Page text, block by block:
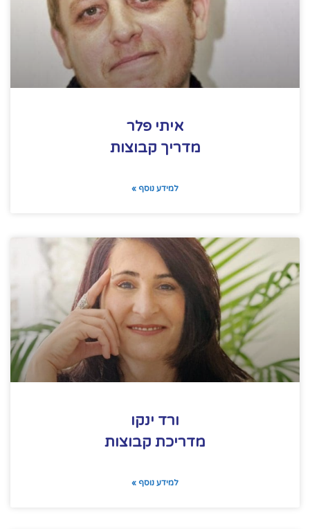
איתי פלר
מדריך קבוצות
למידע נוסף »
ורד ינקו
מדריכת קבוצות
למידע נוסף »